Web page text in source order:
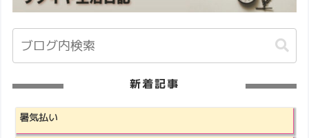
新着記事
暑気払い